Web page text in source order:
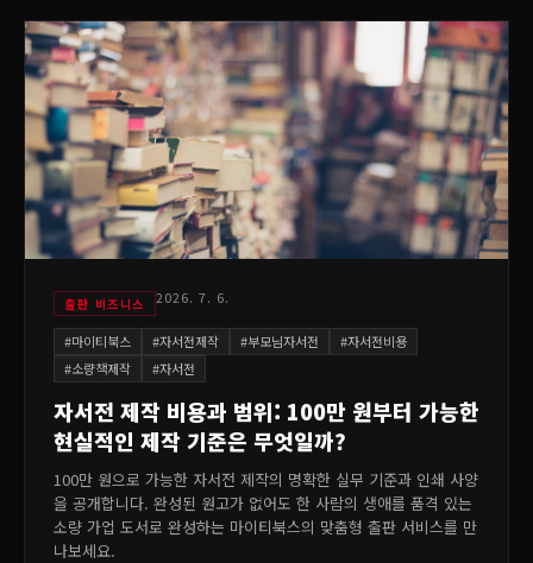
출판 비즈니스 2026. 7. 6.
#마이티북스 #자서전제작 #부모님자서전 #자서전비용
#소량책제작 #자서전
자서전 제작 비용과 범위: 100만 원부터 가능한
현실적인 제작 기준은 무엇일까?
100만 원으로 가능한 자서전 제작의 명확한 실무 기준과 인쇄 사양
을 공개합니다. 완성된 원고가 없어도 한 사람의 생애를 품격 있는
소량 가업 도서로 완성하는 마이티북스의 맞춤형 출판 서비스를 만
나보세요.